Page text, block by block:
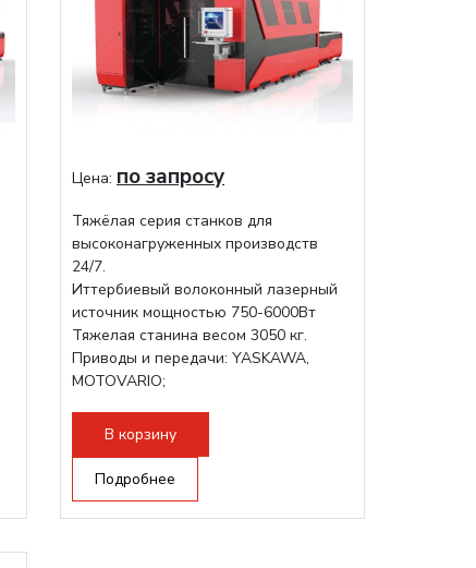
Цена: по запросу
Тяжёлая серия станков для
высоконагруженных производств
24/7.
Иттербиевый волоконный лазерный
источник мощностью 750-6000Вт
Тяжелая станина весом 3050 кг.
Приводы и передачи: YASKAWA,
MOTOVARIO;
В корзину
Подробнее